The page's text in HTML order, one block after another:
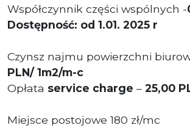
Współczynnik części wspólnych -
Dostępność: od 1.01. 2025 r
Czynsz najmu powierzchni
PLN/ 1m2/m-c
Opłata service charge – 25,00
Miejsce postojowe 180 zł/mc